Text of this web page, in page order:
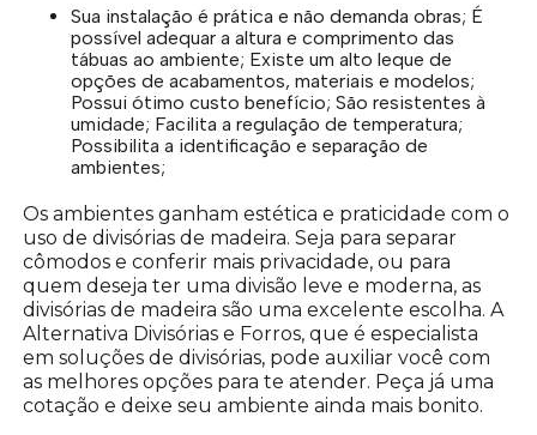
Sua instalação é prática e não demanda obras; É
possível adequar a altura e comprimento das
tábuas ao ambiente; Existe um alto leque de
opções de acabamentos, materiais e modelos;
Possui ótimo custo benefício; São resistentes à
umidade; Facilita a regulação de temperatura;
Possibilita a identificação e separação de
ambientes;
Os ambientes ganham estética e praticidade com o
uso de divisórias de madeira. Seja para separar
cômodos e conferir mais privacidade, ou para
quem deseja ter uma divisão leve e moderna, as
divisórias de madeira são uma excelente escolha. A
Alternativa Divisórias e Forros, que é especialista
em soluções de divisórias, pode auxiliar você com
as melhores opções para te atender. Peça já uma
cotação e deixe seu ambiente ainda mais bonito.